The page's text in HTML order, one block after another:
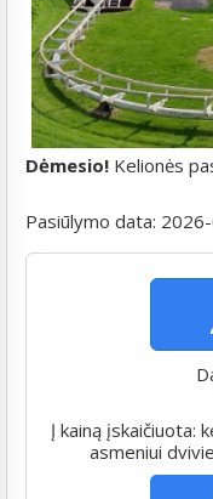
Dėmesio! Kelionės
Pasiūlymo data:
Į kainą įskaičiuota:
asmeniui